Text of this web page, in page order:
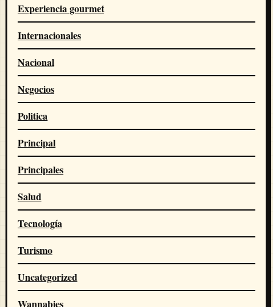
Experiencia gourmet
Internacionales
Nacional
Negocios
Politica
Principal
Principales
Salud
Tecnología
Turismo
Uncategorized
Wannabies